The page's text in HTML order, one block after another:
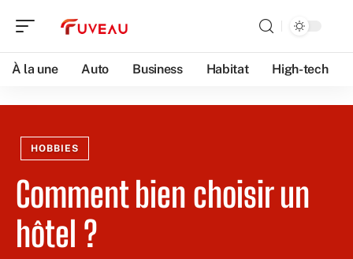
À la une Auto Business Habitat High-tech
HOBBIES
Comment bien choisir un
hôtel ?